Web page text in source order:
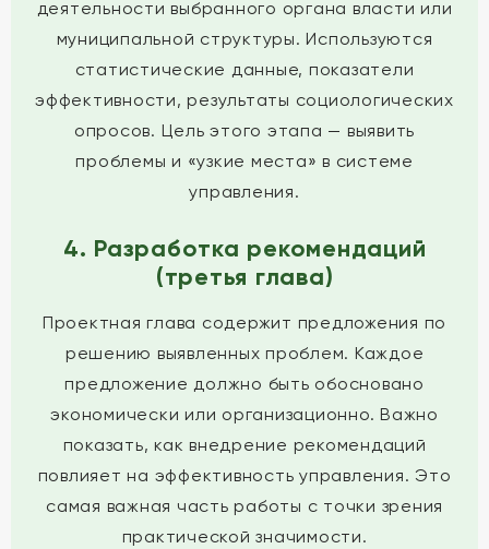
деятельности выбранного органа власти или
муниципальной структуры. Используются
статистические данные, показатели
эффективности, результаты социологических
опросов. Цель этого этапа — выявить
проблемы и «узкие места» в системе
управления.
4. Разработка рекомендаций
(третья глава)
Проектная глава содержит предложения по
решению выявленных проблем. Каждое
предложение должно быть обосновано
экономически или организационно. Важно
показать, как внедрение рекомендаций
повлияет на эффективность управления. Это
самая важная часть работы с точки зрения
практической значимости.